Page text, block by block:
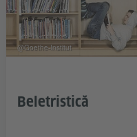
Beletristică
@Goethe-Institut